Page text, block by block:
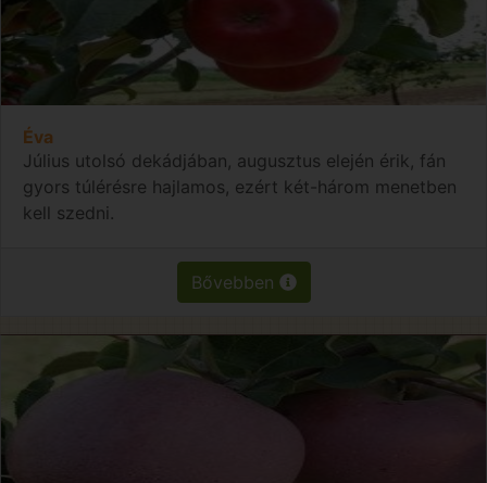
Éva
Július utolsó dekádjában, augusztus elején érik, fán
gyors túlérésre hajlamos, ezért két-három menetben
kell szedni.
Bővebben